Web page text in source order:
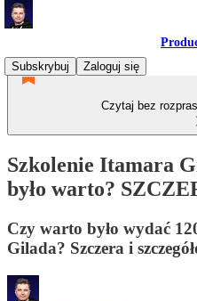
Subskrybuj
Zaloguj się
Czytaj bez
Szkolenie Itamara
było warto?
Czy warto było wydać
Gilada? Szczera i